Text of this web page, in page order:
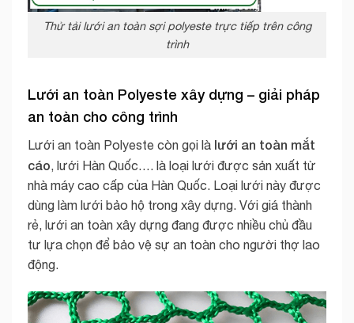
Thử tải lưới an toàn sợi polyeste trực tiếp trên công
trình
Lưới an toàn Polyeste xây dựng – giải pháp
an toàn cho công trình
Lưới an toàn Polyeste còn gọi là lưới an toàn mắt
cáo, lưới Hàn Quốc…. là loại lưới được sản xuất từ
nhà máy cao cấp của Hàn Quốc. Loại lưới này được
dùng làm lưới bảo hộ trong xây dựng. Với giá thành
rẻ, lưới an toàn xây dựng đang được nhiều chủ đầu
tư lựa chọn để bảo vệ sự an toàn cho người thợ lao
động.